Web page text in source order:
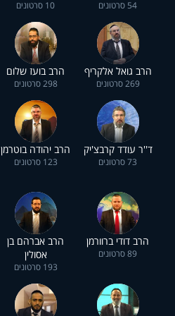
54 סרטונים 10 סרטונים
הרב גואל אלקריף
269 סרטונים
הרב בועז שלום
298 סרטונים
ד''ר עודד קרבצ'יק
73 סרטונים
הרב יהודה בוטרמן
123 סרטונים
הרב דודי ברוורמן
89 סרטונים
הרב אברהם בן
אסולין
193 סרטונים